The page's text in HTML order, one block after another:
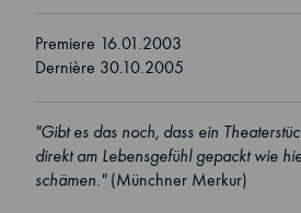
Premiere 16.01.2003
Dernière 30.10.2005
"Gibt es das noch, dass ein
direkt am Lebensgefühl gepackt wie
schämen."(Münchner Merkur)